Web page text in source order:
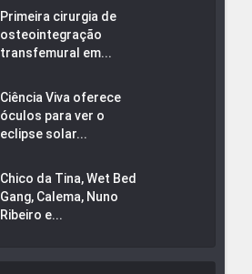
Primeira cirurgia de
osteointegração
transfemural em...
Ciência Viva oferece
óculos para ver o
eclipse solar...
Chico da Tina, Wet Bed
Gang, Calema, Nuno
Ribeiro e...